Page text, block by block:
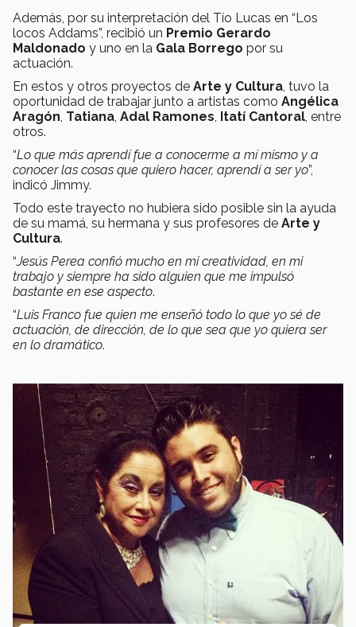
Además, por su interpretación del Tío Lucas en “Los
locos Addams”, recibió un Premio Gerardo
Maldonado y uno en la Gala Borrego por su
actuación.
En estos y otros proyectos de Arte y Cultura, tuvo la
oportunidad de trabajar junto a artistas como Angélica
Aragón, Tatiana, Adal Ramones, Itatí Cantoral, entre
otros.
“Lo que más aprendí fue a conocerme a mí mismo y a
conocer las cosas que quiero hacer, aprendí a ser yo”,
indicó Jimmy.
Todo este trayecto no hubiera sido posible sin la ayuda
de su mamá, su hermana y sus profesores de Arte y
Cultura.
“Jesús Perea confió mucho en mi creatividad, en mi
trabajo y siempre ha sido alguien que me impulsó
bastante en ese aspecto.
“Luis Franco fue quien me enseñó todo lo que yo sé de
actuación, de dirección, de lo que sea que yo quiera ser
en lo dramático.